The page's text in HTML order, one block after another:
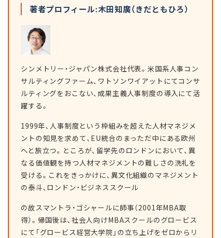
著者プロフィール:木田知廣（きだともひろ）
シンメトリー・ジャパン株式会社代表。米国系人事コン
サルティングファーム、ワトソンワイアットにてコンサ
ルティングをおこない、成果主義人事制度の導入にて活
躍する。
1999年、人事制度という枠組みを超えた人材マネジメ
ントの知見を求めて、EU統合のまっただ中にある欧州
へと旅立つ。ところが、留学先のロンドンにおいて、異
なる価値観を持つ人材マネジメントの難しさの洗礼を
受ける。これをきっかけに、異文化組織のマネジメント
の泰斗、ロンドン・ビジネススクール
の故スマントラ・ゴシャールに師事（2001年MBA取
得）。帰国後は、社会人向けMBAスクールのグロービス
にて「グロービス経営大学院」の立ち上げをゼロからリ